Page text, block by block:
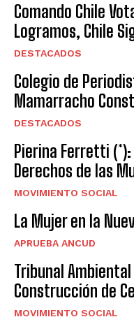
Comando Chile
Logramos, Chile
DESTACADOS
Colegio de
Mamarracho
DESTACADOS
Pierina Ferretti (*):
Derechos de las
MOVIMIENTO SOCIAL
La Mujer en la
APRUEBA ANCUD
Tribunal
Construcción de
MOVIMIENTO SOCIAL